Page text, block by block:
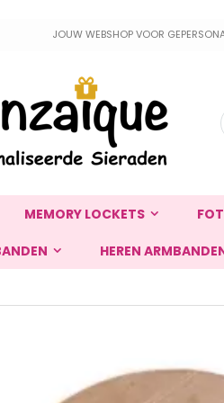
JOUW WEBSHOP VOOR
MEMORY LOCKETS
HEREN